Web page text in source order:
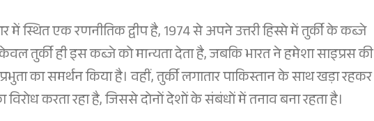
में स्थित एक रणनीतिक द्वीप है, 1974 से अपने उत्तरी हिस्से में तुर्की के कब्जे
तुर्की ही इस कब्जे को मान्यता देता है, जबकि भारत ने हमेशा साइप्रस की
का समर्थन किया है। वहीं, तुर्की लगातार पाकिस्तान के साथ खड़ा रहकर
विरोध करता रहा है, जिससे दोनों देशों के संबंधों में तनाव बना रहता है।